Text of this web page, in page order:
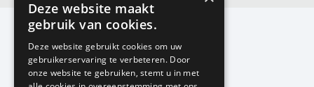
KMP Kantoormeubilair
Airport Business Park
Deze website maakt
gebruik van cookies.
Deze website gebruikt cookies om uw
gebruikerservaring te verbeteren. Door
onze website te gebruiken, stemt u in met